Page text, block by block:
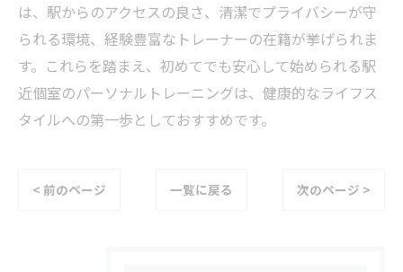
は、駅からのアクセスの良さ、清潔でプライバシーが守
られる環境、経験豊富なトレーナーの在籍が挙げられま
す。これらを踏まえ、初めてでも安心して始められる駅
近個室のパーソナルトレーニングは、健康的なライフス
タイルへの第一歩としておすすめです。
< 前のページ 一覧に戻る 次のページ >